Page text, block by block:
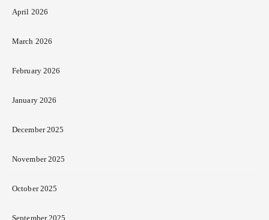
April 2026
March 2026
February 2026
January 2026
December 2025
November 2025
October 2025
September 2025